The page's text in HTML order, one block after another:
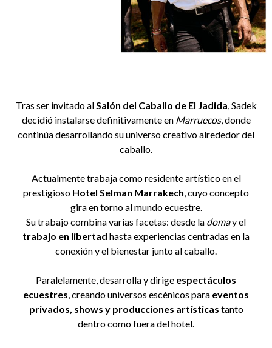
Tras ser invitado alSalón del Caballo de El Jadida, Sadek
decidió instalarse definitivamente en Marruecos, donde
continúa desarrollando su universo creativo alrededor del
caballo.
Actualmente trabaja como residente artístico en el
prestigioso Hotel Selman Marrakech, cuyo concepto
gira en torno al mundo ecuestre.
Su trabajo combina varias facetas: desde la domay el
trabajo en libertad hasta experiencias centradas en la
conexión y el bienestar junto al caballo.
Paralelamente, desarrolla y dirige espectáculos
ecuestres, creando universos escénicos para eventos
privados, shows y producciones artísticas tanto
dentro como fuera del hotel.